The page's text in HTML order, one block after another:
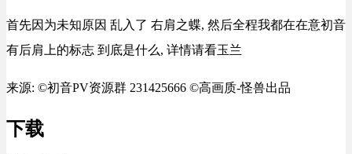
首先因为未知原因 乱入了 右肩之蝶, 然后全程我都在在意初音
有后肩上的标志 到底是什么, 详情请看玉兰
来源: ©初音PV资源群 231425666 ©高画质-怪兽出品
下载